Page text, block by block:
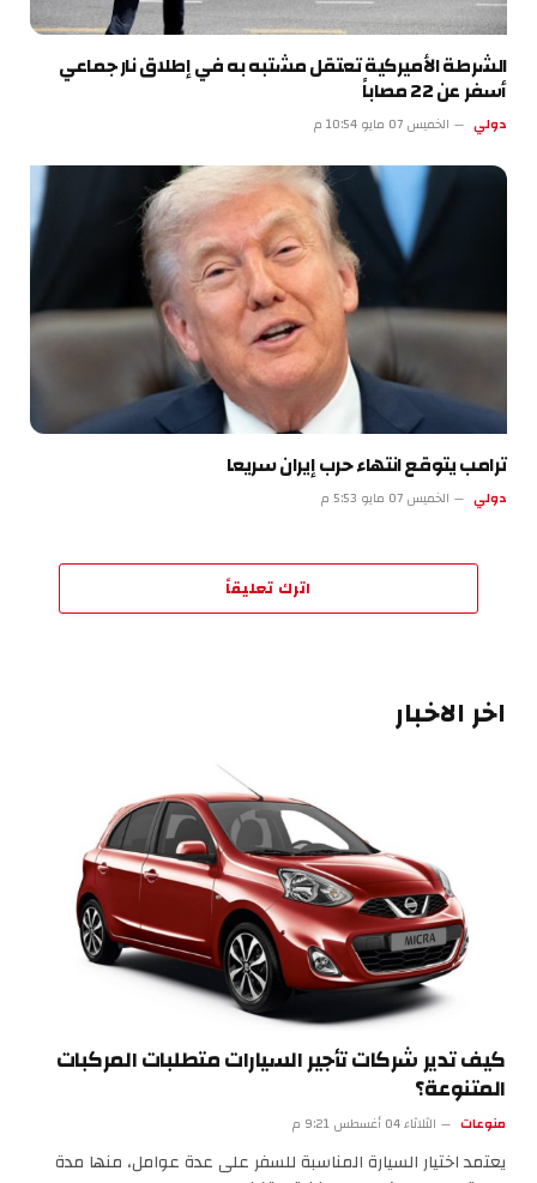
الشرطة الأميركية تعتقل مشتبه به في إطلاق نار جماعي
أسفر عن 22 مصاباً
دولي الخميس 07 مايو 10:54 م
ترامب يتوقع انتهاء حرب إيران سريعا
دولي الخميس 07 مايو 5:53 م
اترك تعليقاً
اخر الاخبار
كيف تدير شركات تأجير السيارات متطلبات المركبات
المتنوعة؟
منوعات الثلاثاء 04 أغسطس 9:21 م
يعتمد اختيار السيارة المناسبة للسفر على عدة عوامل، منها مدة